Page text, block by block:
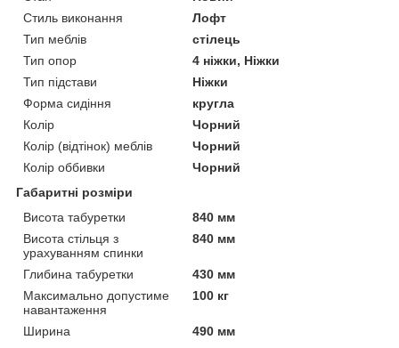
Стиль виконання
Лофт
Тип меблів
стілець
Тип опор
4 ніжки, Ніжки
Тип підстави
Ніжки
Форма сидіння
кругла
Колір
Чорний
Колір (відтінок) меблів
Чорний
Колір оббивки
Чорний
Габаритні розміри
Висота табуретки
840 мм
Висота стільця з
урахуванням спинки
840 мм
Глибина табуретки
430 мм
Максимально допустиме
навантаження
100 кг
Ширина
490 мм